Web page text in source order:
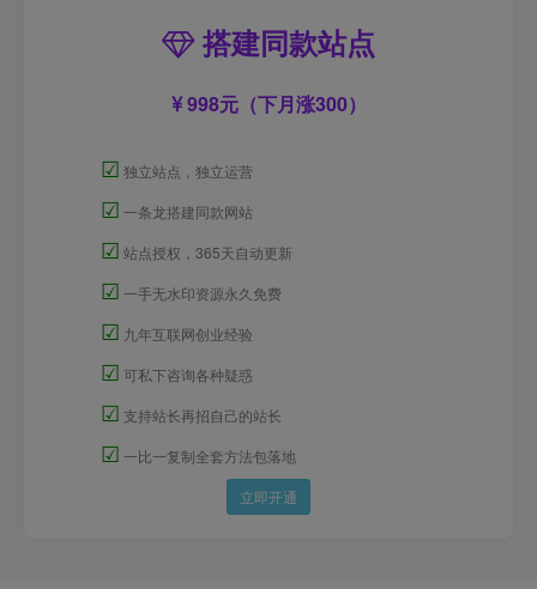
搭建同款站点
998元（下月涨300）
☑ 独立站点，独立运营
☑ 一条龙搭建同款网站
☑ 站点授权，365天自动更新
☑ 一手无水印资源永久免费
☑ 九年互联网创业经验
☑ 可私下咨询各种疑惑
☑ 支持站长再招自己的站长
☑ 一比一复制全套方法包落地
立即开通